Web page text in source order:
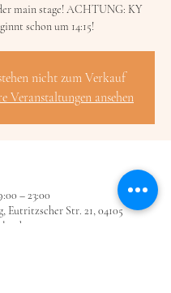
main stage! ACHTUNG: KY
schon um 14:15!
nicht zum Verkauf
Veranstaltungen ansehen
– 23:00
Eutritzscher Str. 21, 04105